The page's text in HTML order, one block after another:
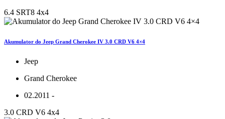
6.4 SRT8 4x4
Akumulator do Jeep Grand Cherokee IV 3.0 CRD V6 4×4
Jeep
Grand Cherokee
02.2011 -
3.0 CRD V6 4x4